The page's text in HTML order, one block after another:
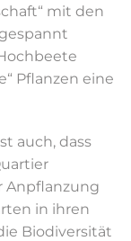
mit den
Pflanzen eine
auch, dass
Anpflanzung
in ihren
Biodiversität